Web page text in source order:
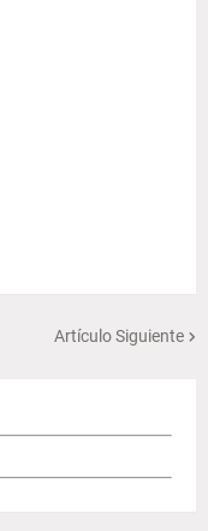
Artículo Siguiente